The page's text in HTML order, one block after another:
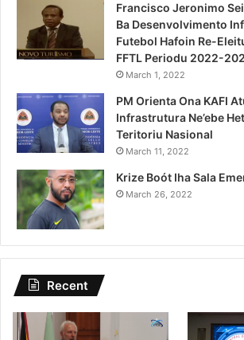
Francisco Jeronimo
Ba Desenvolvimento
Futebol Hafoin Re-
FFTL Periodu 2022-
March 1, 2022
PM Orienta Ona KAFI
Infrastrutura Ne’ebe
Teritoriu Nasional
March 11, 2022
Krize Boót Iha Sala
March 26, 2022
Recent